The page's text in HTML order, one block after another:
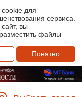
для
сервиса.
вы
файлы
Понятно